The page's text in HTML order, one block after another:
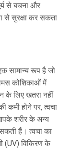
से बचना और
से सुरक्षा कर सकता
सामान्य रूप है जो
कोशिकाओं में
के लिए खतरा नहीं
कमी होने पर, त्वचा
शरीर के अन्य
हैं। त्वचा का
(UV) विकिरण के